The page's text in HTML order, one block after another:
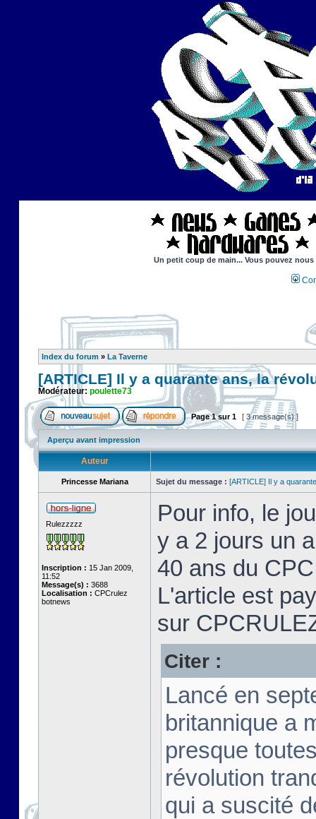
Un petit coup de main... Vous pouvez
Index du forum » La Taverne
[ARTICLE] Il y a quarante ans, la
Modérateur: poulette73
Page1sur1 [ 3 message(s) ]
Aperçu avant impression
Auteur
Princesse Mariana Sujet du message : [ARTICLE] Il y a
Rulezzzzz
Inscription : 15 Jan 2009,
11:52
Message(s) : 3688
Localisation : CPCrulez
botnews
Pour info, le
y a 2 jours un
40 ans du
L'article est
sur
Citer :
Lancé en
britannique a
presque
révolution
qui a suscité